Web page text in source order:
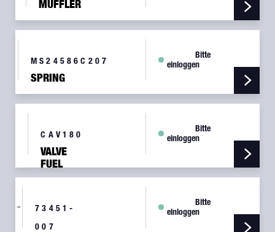
MUFFLER
MS24586C207
SPRING
Bitte
einloggen
CAV180
VALVE
FUEL
DRAIN
Bitte
einloggen
73451-
007
Bitte
einloggen